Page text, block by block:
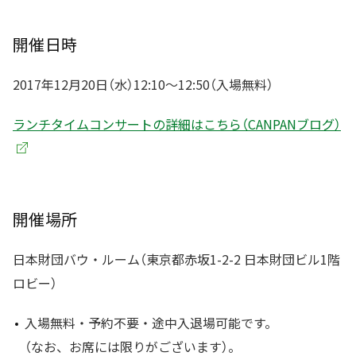
開催日時
2017年12月20日（水）12:10～12:50（入場無料）
ランチタイムコンサートの詳細はこちら（CANPANブログ）
開催場所
日本財団バウ・ルーム（東京都赤坂1-2-2 日本財団ビル1階
ロビー）
入場無料・予約不要・途中入退場可能です。
（なお、お席には限りがございます）。